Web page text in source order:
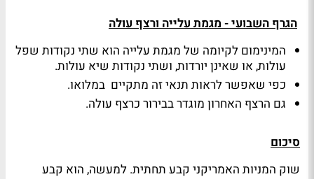
הגרף השבועי - מגמת עלייה ורצף עולה
המינימום לקיומה של מגמת עלייה הוא שתי נקודות שפל
עולות, או שאינן יורדות, ושתי נקודות שיא עולות.
כפי שאפשר לראות תנאי זה מתקיים במלואו.
גם הרצף האחרון מוגדר בבירור כרצף עולה.
סיכום
שוק המניות האמריקני קבע תחתית. למעשה, הוא קבע